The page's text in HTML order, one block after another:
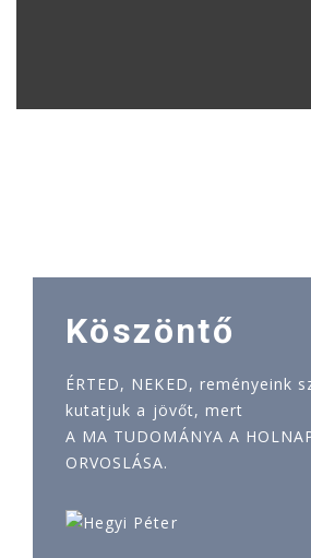
Köszöntő
ÉRTED, NEKED, reményeink
kutatjuk a jövőt, mert
A MA TUDOMÁNYA A
ORVOSLÁSA.